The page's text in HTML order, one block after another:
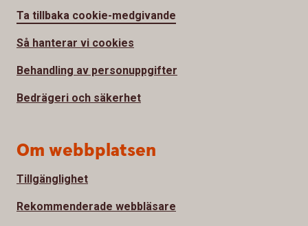
Ta tillbaka cookie-medgivande
Så hanterar vi cookies
Behandling av personuppgifter
Bedrägeri och säkerhet
Om webbplatsen
Tillgänglighet
Rekommenderade webbläsare